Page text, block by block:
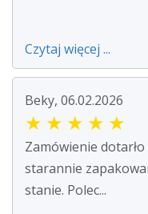
Czytaj więcej ...
Beky, 06.02.2026
★ ★ ★ ★ ★
Zamówienie
starannie
stanie. Polec...